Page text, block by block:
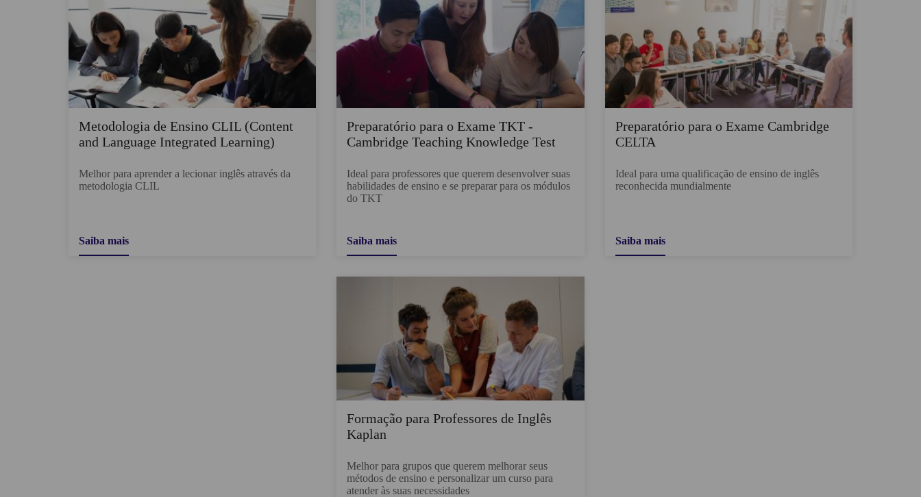
Metodologia de Ensino CLIL (Content
and Language Integrated Learning)
Melhor para aprender a lecionar inglês através da
metodologia CLIL
Saiba mais
Preparatório para o Exame TKT -
Cambridge Teaching Knowledge Test
Ideal para professores que querem desenvolver suas
habilidades de ensino e se preparar para os módulos
do TKT
Saiba mais
Preparatório para o Exame Cambridge
CELTA
Ideal para uma qualificação de ensino de inglês
reconhecida mundialmente
Saiba mais
Formação para Professores de Inglês
Kaplan
Melhor para grupos que querem melhorar seus
métodos de ensino e personalizar um curso para
atender às suas necessidades